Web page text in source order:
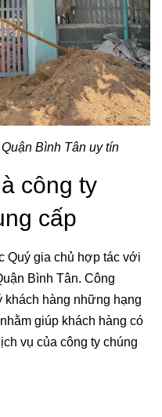
Bình Tân uy tín
công ty
cấp
Quý gia chủ hợp tác với
Bình Tân. Công
khách hàng những hạng
giúp khách hàng có
vụ của công ty chúng